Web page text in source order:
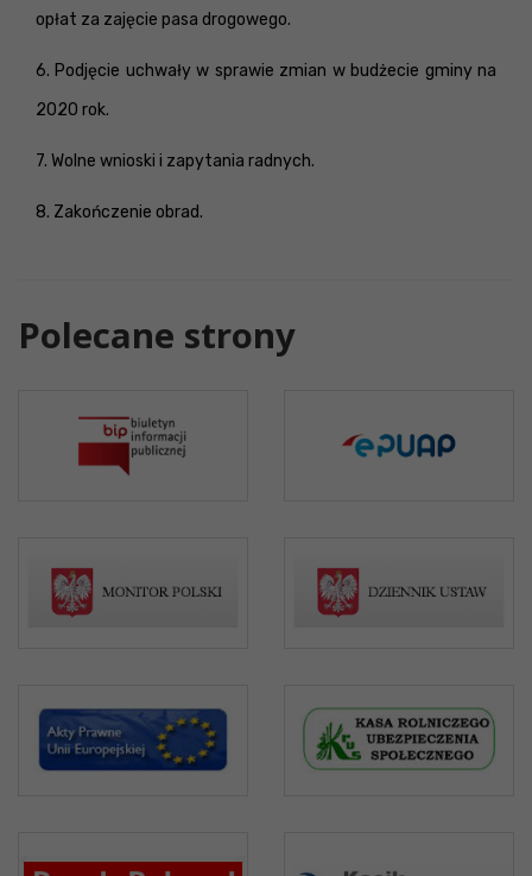
opłat za zajęcie pasa drogowego.
6. Podjęcie uchwały w sprawie zmian w budżecie gminy na
2020 rok.
7. Wolne wnioski i zapytania radnych.
8. Zakończenie obrad.
Polecane strony